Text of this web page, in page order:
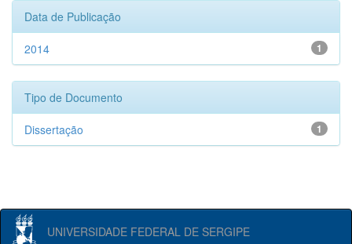
Data de Publicação
1
2014
Tipo de Documento
1
Dissertação
UNIVERSIDADE FEDERAL DE SERGIPE